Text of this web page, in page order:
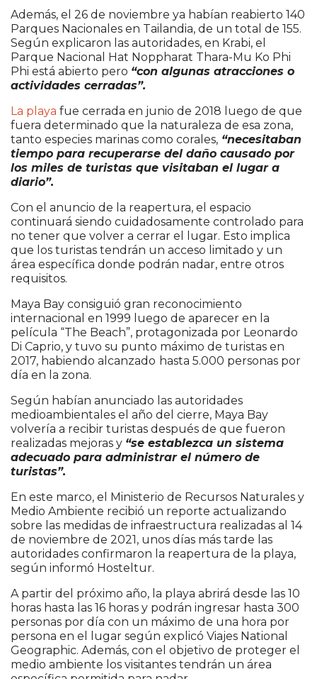
Además, el 26 de noviembre ya habían reabierto 140
Parques Nacionales en Tailandia, de un total de 155.
Según explicaron las autoridades, en Krabi, el
Parque Nacional Hat Noppharat Thara-Mu Ko Phi
Phi está abierto pero “con algunas atracciones o
actividades cerradas”.
La playa fue cerrada en junio de 2018 luego de que
fuera determinado que la naturaleza de esa zona,
tanto especies marinas como corales, “necesitaban
tiempo para recuperarse del daño causado por
los miles de turistas que visitaban el lugar a
diario”.
Con el anuncio de la reapertura, el espacio
continuará siendo cuidadosamente controlado para
no tener que volver a cerrar el lugar. Esto implica
que los turistas tendrán un acceso limitado y un
área específica donde podrán nadar, entre otros
requisitos.
Maya Bay consiguió gran reconocimiento
internacional en 1999 luego de aparecer en la
película “The Beach”, protagonizada por Leonardo
Di Caprio, y tuvo su punto máximo de turistas en
2017, habiendo alcanzado hasta 5.000 personas por
día en la zona.
Según habían anunciado las autoridades
medioambientales el año del cierre, Maya Bay
volvería a recibir turistas después de que fueron
realizadas mejoras y “se establezca un sistema
adecuado para administrar el número de
turistas”.
En este marco, el Ministerio de Recursos Naturales y
Medio Ambiente recibió un reporte actualizando
sobre las medidas de infraestructura realizadas al 14
de noviembre de 2021, unos días más tarde las
autoridades confirmaron la reapertura de la playa,
según informó Hosteltur.
A partir del próximo año, la playa abrirá desde las 10
horas hasta las 16 horas y podrán ingresar hasta 300
personas por día con un máximo de una hora por
persona en el lugar según explicó Viajes National
Geographic. Además, con el objetivo de proteger el
medio ambiente los visitantes tendrán un área